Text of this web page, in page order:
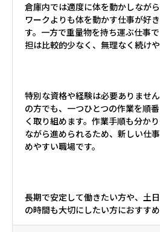
倉庫内では適度に体を動かしなが
ワークよりも体を動かす仕事が好
す。一方で重量物を持ち運ぶ仕事
担は比較的少なく、無理なく続けや
特別な資格や経験は必要ありませ
の方でも、一つひとつの作業を順
く取り組めます。作業手順も分か
ながら進められるため、新しい仕
めやすい職場です。
長期で安定して働きたい方や、土
の時間も大切にしたい方におすすめ